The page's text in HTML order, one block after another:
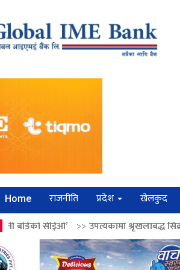
Home राजनीति प्रदेश खेलकुद
>> उपत्यकामा श्रृंखलाबद्ध सिक्री लुट्ने ‘कर्मा